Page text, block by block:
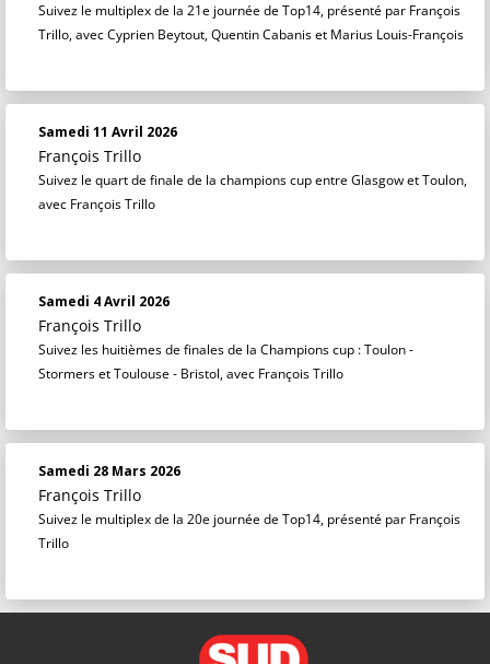
Suivez le multiplex de la 21e journée de Top14, présenté par François
Trillo, avec Cyprien Beytout, Quentin Cabanis et Marius Louis-François
Samedi 11 Avril 2026
François Trillo
Suivez le quart de finale de la champions cup entre Glasgow et Toulon,
avec François Trillo
Samedi 4 Avril 2026
François Trillo
Suivez les huitièmes de finales de la Champions cup : Toulon -
Stormers et Toulouse - Bristol, avec François Trillo
Samedi 28 Mars 2026
François Trillo
Suivez le multiplex de la 20e journée de Top14, présenté par François
Trillo